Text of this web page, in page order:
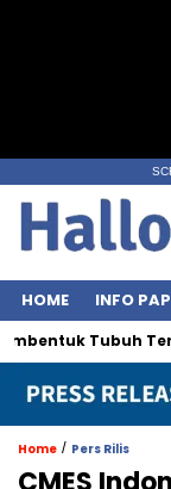
HOME INFO
Tubuh Terbaik
Home / Pers Rilis